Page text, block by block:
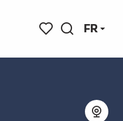
FR
favoris